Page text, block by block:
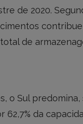
de 2020.
de
o Sul predomina,
62,7% da